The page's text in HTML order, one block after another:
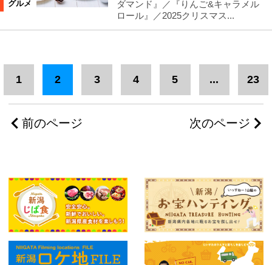
グルメ
ダマンド』／『りんご&キャラメル
ロール』／2025クリスマス...
前のページ
1 2 3 4 5 ... 23
次のページ